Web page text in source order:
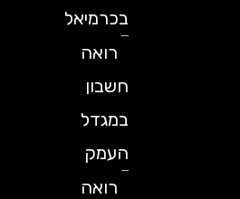
בכרמיאל
רואה
חשבון
במגדל
העמק
רואה